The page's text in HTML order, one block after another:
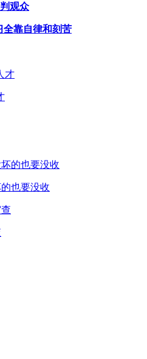
观众
全靠自律和刻苦
也要没收